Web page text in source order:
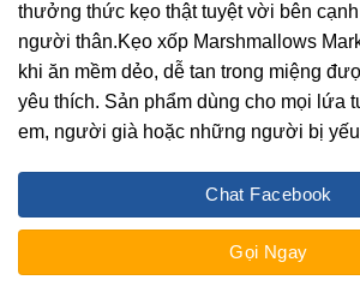
thưởng thức kẹo thật tuyệt vời bên
người thân.Kẹo xốp Marshmallows
khi ăn mềm dẻo, dễ tan trong miệng
yêu thích. Sản phẩm dùng cho mọi lứa
em, người già hoặc những người bị
Chat Facebook
Gọi Ngay